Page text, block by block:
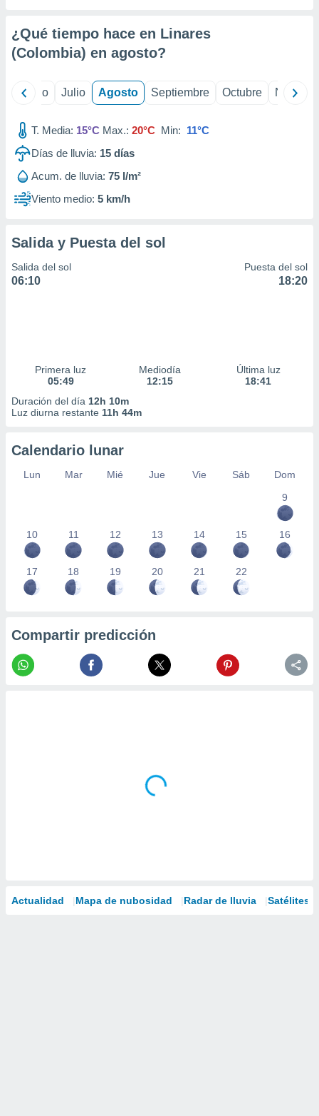
e
mediante
publicidad
publicidad
de
1199
¿Qué tiempo hace en Linares
(Colombia) en agosto?
Junio Julio Agosto Septiembre Octubre
T. Media: 15°C Max.: 20°C Min: 11°C
Días de lluvia: 15 días
Acum. de lluvia: 75 l/m²
Viento medio: 5 km/h
Salida y Puesta del sol
Salida del sol
06:10
Puesta del sol
18:20
Primera luz
05:49
Mediodía
12:15
Última luz
18:41
Duración del día 12h 10m
Luz diurna restante 11h 44m
Calendario lunar
Lun Mar Mié Jue Vie Sáb
Dom
9
10 11 12 13 14 15 16
17 18 19 20 21 22
Compartir predicción
Actualidad Mapa de nubosidad Radar de lluvia Satélites